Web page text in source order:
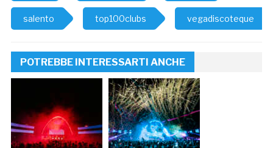
salento top100clubs vegadiscoteque
POTREBBE INTERESSARTI ANCHE